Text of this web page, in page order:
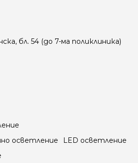
бл. 54 (до 7-ма поликлиника)
осветление
LED осветление